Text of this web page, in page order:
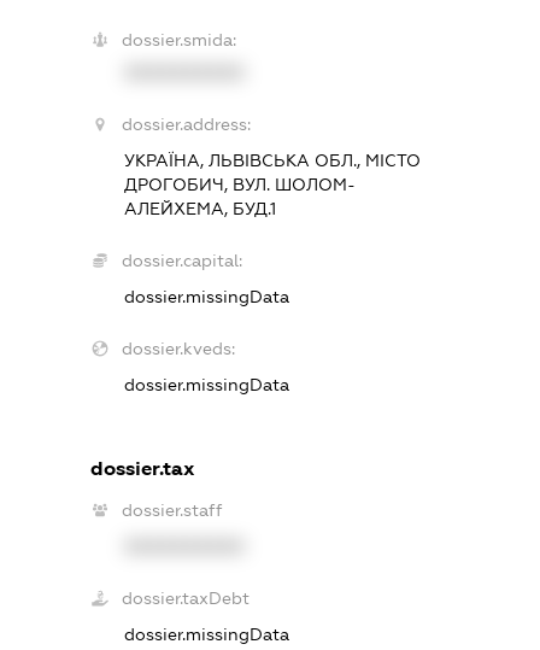
dossier.smida:
dossier.address:
УКРАЇНА, ЛЬВІВСЬКА ОБЛ., МІСТО
ДРОГОБИЧ, ВУЛ. ШОЛОМ-
АЛЕЙХЕМА, БУД.1
dossier.capital:
dossier.missingData
dossier.kveds:
dossier.missingData
dossier.tax
dossier.staff
dossier.taxDebt
dossier.missingData